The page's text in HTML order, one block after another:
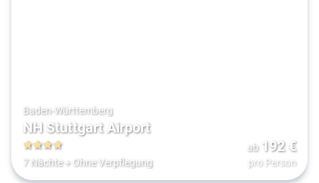
Baden-Württemberg
NH Stuttgart Airport
7 Nächte+ Ohne Verpflegung
ab 192€
pro Person